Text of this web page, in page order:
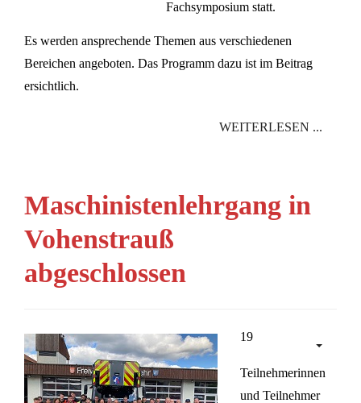
Fachsymposium statt.
Es werden ansprechende Themen aus verschiedenen
Bereichen angeboten. Das Programm dazu ist im Beitrag
ersichtlich.
WEITERLESEN ...
Maschinistenlehrgang in
Vohenstrauß
abgeschlossen
19
Teilnehmerinnen
und Teilnehmer